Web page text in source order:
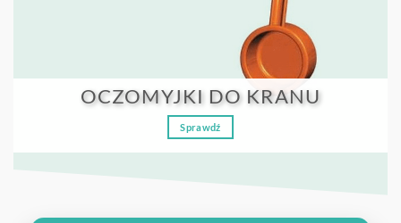
OCZOMYJKI DO KRANU
Sprawdź